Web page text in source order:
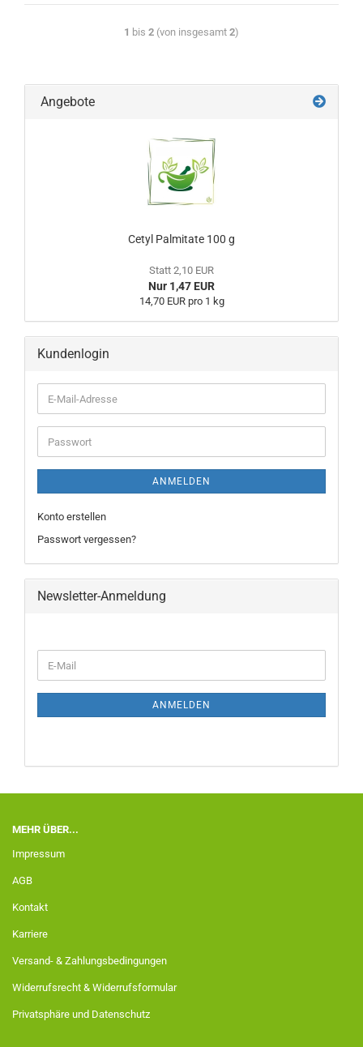
1 bis 2 (von insgesamt 2)
Angebote
Cetyl Palmitate 100 g
Statt 2,10 EUR
Nur 1,47 EUR
14,70 EUR pro 1 kg
Kundenlogin
ANMELDEN
Konto erstellen
Passwort vergessen?
Newsletter-Anmeldung
ANMELDEN
MEHR ÜBER...
Impressum
AGB
Kontakt
Karriere
Versand- & Zahlungsbedingungen
Widerrufsrecht & Widerrufsformular
Privatsphäre und Datenschutz